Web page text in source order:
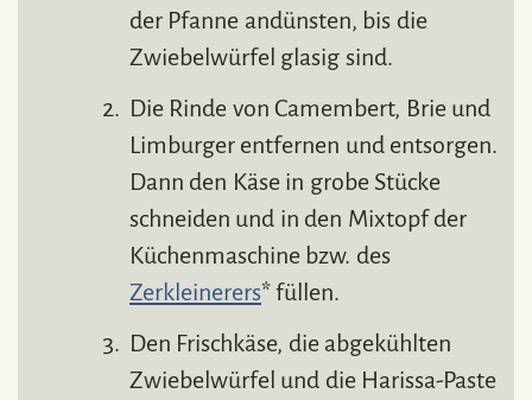
der Pfanne andünsten, bis die
Zwiebelwürfel glasig sind.
Die Rinde von Camembert, Brie und
Limburger entfernen und entsorgen.
Dann den Käse in grobe Stücke
schneiden und in den Mixtopf der
Küchenmaschine bzw. des
Zerkleinerers* füllen.
Den Frischkäse, die abgekühlten
Zwiebelwürfel und die Harissa-Paste